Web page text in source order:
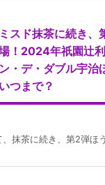
ミスド抹茶に続き、
！2024年祇園辻
ン・デ・ダブル宇治
いつまで？
抹茶に続き、第2弾ほ